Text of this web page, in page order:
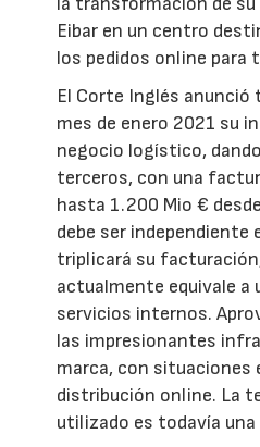
Eibar en un centro
los pedidos online para
El Corte Inglés anunció
mes de enero 2021 su
negocio logístico,
terceros, con una
hasta 1.200 Mio €
debe ser independiente
triplicará su
actualmente equivale a
servicios internos.
las impresionantes
marca, con situaciones
distribución online. La
utilizado es todavía